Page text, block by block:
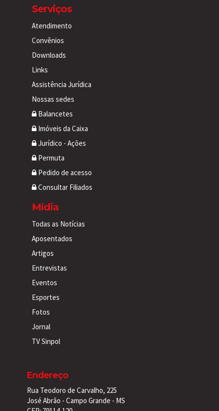
Serviços
Atendimento
Convênios
Downloads
Links
Assistência Jurídica
Nossas sedes
Balancetes
Imóveis da Caixa
Jurídico - Ações
Permuta
Pedido de acesso
Consultar Filiados
Mídia
Todas as Notícias
Aposentados
Artigos
Entrevistas
Eventos
Esportes
Fotos
Jornal
TV Sinpol
Endereço
Rua Teodoro de Carvalho, 225
José Abrão - Campo Grande - MS